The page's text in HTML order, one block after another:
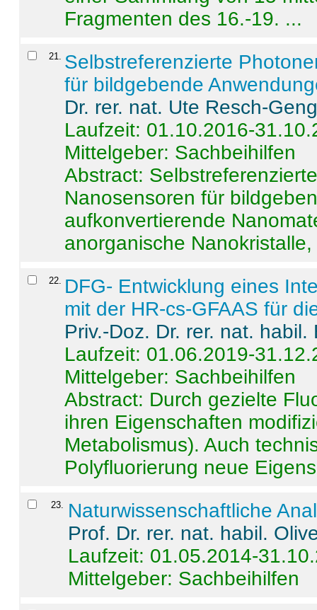
Fragmenten des 16.-19. ...
21
Selbstreferenzierte
für bildgebende
Dr. rer. nat. Ute Resch-
Laufzeit: 01.10.2016-
Mittelgeber: Sachbeihilfen
Abstract:
Nanosensoren für
aufkonvertierende
anorganische
22
DFG- Entwicklung eines
mit der HR-cs-GFAAS für
Priv.-Doz. Dr. rer. nat.
Laufzeit: 01.06.2019-
Mittelgeber: Sachbeihilfen
Abstract: Durch gezielte
ihren Eigenschaften
Metabolismus). Auch
Polyfluorierung neue
23. Naturwissenschaftliche
Prof. Dr. rer. nat. habil.
Laufzeit: 01.05.2014-
Mittelgeber: Sachbeihilfen